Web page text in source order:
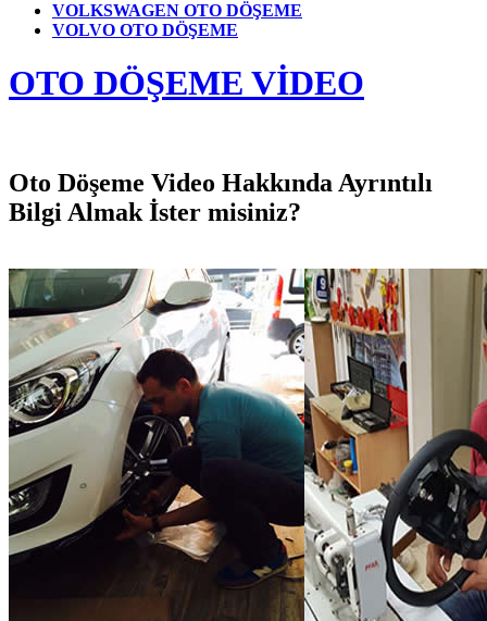
VOLKSWAGEN OTO DÖŞEME
VOLVO OTO DÖŞEME
OTO DÖŞEME VİDEO
Oto Döşeme Video Hakkında Ayrıntılı
Bilgi Almak İster misiniz?